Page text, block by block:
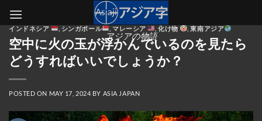
content
アジアの物語
インドネシア シンガポール ,マレーシア ,化け物 ,東南アジア
空中に火の玉が浮かんでいるのを見たら
どうすればいいでしょうか？
POSTED ON MAY 17, 2024 BY ASIA JAPAN